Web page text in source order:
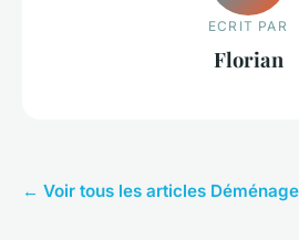
ECRIT PAR
Florian
← Voir tous les articles